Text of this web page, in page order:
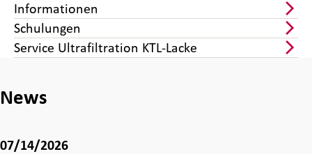
Informationen
Schulungen
Service Ultrafiltration KTL-Lacke
News
07/14/2026